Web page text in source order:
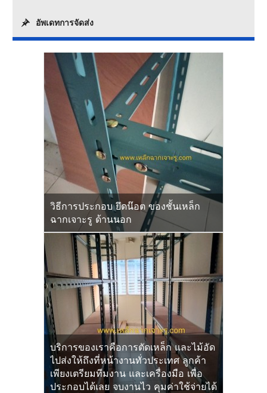
อัพเดทการจัดส่ง
วิธีการประกอบ ยึดน๊อต ของชั้นเหล็ก
ฉากเจาะรู ด้านนอก
บริการของเราคือการตัดเหล็ก และไม้อัด
ไปส่งให้ถึงที่หน้างานทั่วประเทศ ลูกค้า
เพียงเตรียมทีมงาน และเครื่องมือ เพื่อ
ประกอบได้เลย จบงานไว คุมค่าใช้จ่ายได้